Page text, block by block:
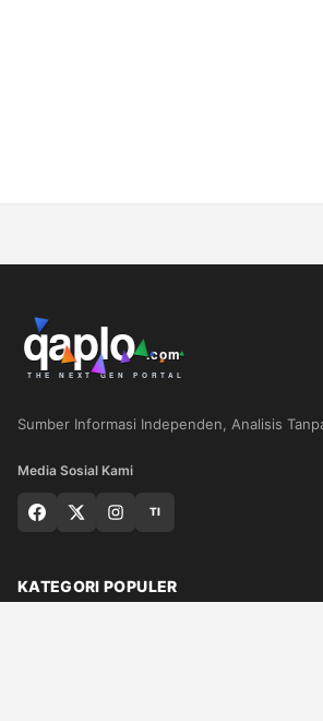
Sumber Informasi Independen, Analisis
Media Sosial Kami
TI
KATEGORI POPULER